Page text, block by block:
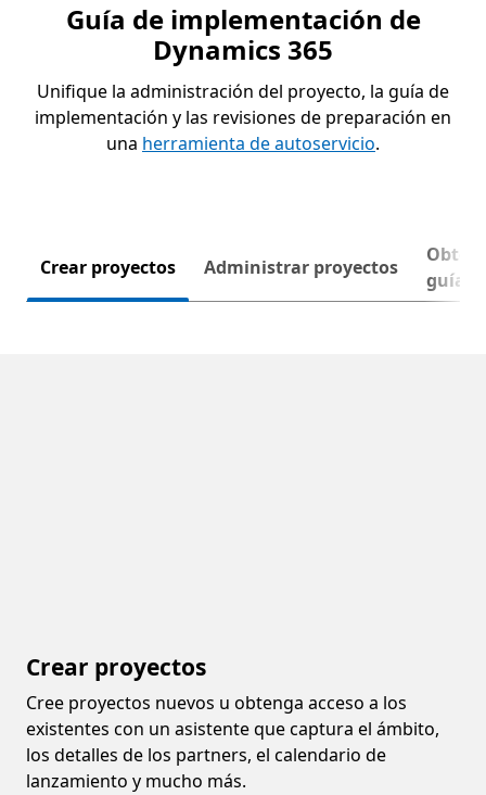
Guía de implementación de
Dynamics 365
Unifique la administración del proyecto, la guía de
implementación y las revisiones de preparación en
una herramienta de autoservicio.
Crear proyectos Administrar proyectos
guía
Crear proyectos
Cree proyectos nuevos u obtenga acceso a los
existentes con un asistente que captura el ámbito,
los detalles de los partners, el calendario de
lanzamiento y mucho más.